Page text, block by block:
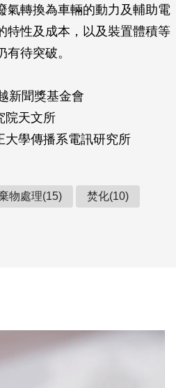
氣轉換為車輛的動力及輔助電
特性及成本，以及裝置體積等
待突破。
新聞獎基金會
院天文所
大學傳播系電訊研究所
物處理(15) 焚化(10)